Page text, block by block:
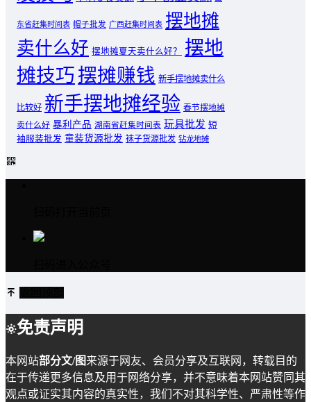
东省赶集时间表 帽子批发 广西赶集时间表 摆地摊
卖什么好 摆地摊夏天卖什么好？
摆地
摊技巧摆摊赚钱 新手摆地摊卖什么
比较好 新手摆地摊经验 春节摆地摊
卖什么好 暴利产品 湖南省赶集时间表 玩具批发 短
袖服装批发 童装货源批发 袜子货源批发 钻龙地摊
免责声明
本网站部分文/图来源于网友、会员分享及互联网，转载目的
在于传递更多信息及用于网络分享，并不意味着本网站赞同其
观点或证实其内容的真实性，我们不对其科学性、严肃性等作